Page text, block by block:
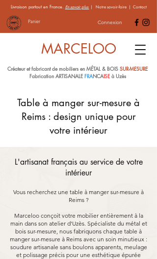
Livraison partout en France. En savoir plus | Notre savoir-faire| Contact
Panier Connexion
MARCELOO
Créateur et fabricant de mobiliers en MÉTAL & BOIS SUR-MESURE
Fabrication ARTISANALE FRANCAISEà Uzès
Table à manger sur-mesure à
Reims : design unique pour
votre intérieur
L'artisanat français au service de votre
intérieur
Vous recherchez une table à manger sur-mesure à
Reims ?
Marceloo conçoit votre mobilier entièrement à la
main dans son atelier d'Uzès. Spécialiste du métal et
bois sur-mesure, nous fabriquons chaque table à
manger sur-mesure à Reims avec un soin minutieux :
soudure artisanale sans boulons apparents, meulage
et polissage précis pour une esthétique épurée